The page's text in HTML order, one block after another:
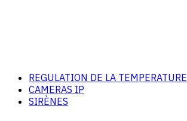
REGULATION DE LA TEMPERATURE
CAMERAS IP
SIRÈNES